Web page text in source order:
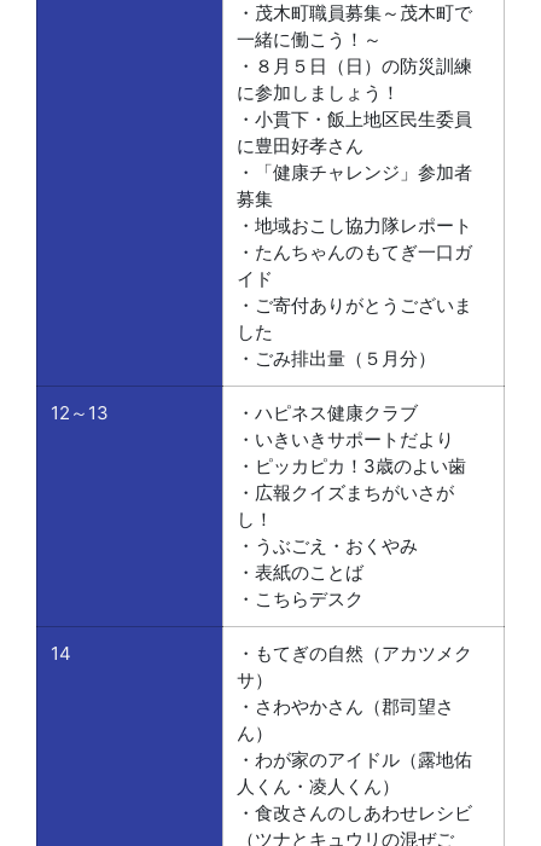
・茂木町職員募集～茂木町で
一緒に働こう！～
・８月５日（日）の防災訓練
に参加しましょう！
・小貫下・飯上地区民生委員
に豊田好孝さん
・「健康チャレンジ」参加者
募集
・地域おこし協力隊レポート
・たんちゃんのもてぎ一口ガ
イド
・ご寄付ありがとうございま
した
・ごみ排出量（５月分）
12～13
・ハピネス健康クラブ
・いきいきサポートだより
・ピッカピカ！3歳のよい歯
・広報クイズまちがいさが
し！
・うぶごえ・おくやみ
・表紙のことば
・こちらデスク
14
・もてぎの自然（アカツメク
サ）
・さわやかさん（郡司望さ
ん）
・わが家のアイドル（露地佑
人くん・凌人くん）
・食改さんのしあわせレシビ
（ツナとキュウリの混ぜご